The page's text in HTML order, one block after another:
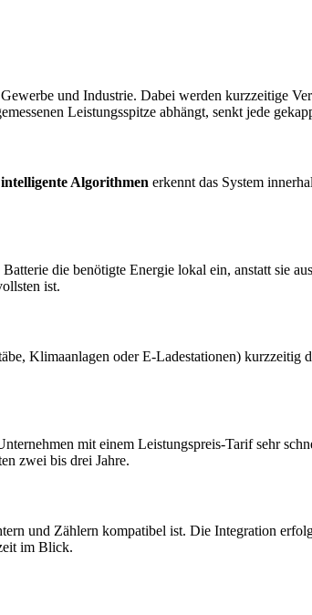
und Industrie. Dabei werden kurzzeitige
Leistungsspitze abhängt, senkt jede
intelligente Algorithmen erkennt das System
die benötigte Energie lokal ein, anstatt sie
ist.
Klimaanlagen oder E-Ladestationen) kurzzeitig
mit einem Leistungspreis-Tarif sehr
zwei bis drei Jahre.
und Zählern kompatibel ist. Die Integration
im Blick.